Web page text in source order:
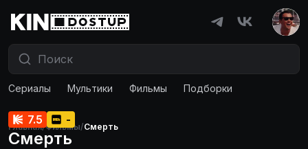
Сериалы Мультики Фильмы Подборки
Главная/Фильмы/Смерть
7.5 -
Смерть